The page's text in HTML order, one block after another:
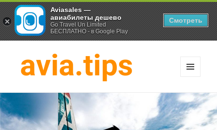
Хитрости экономных
путешественников
ВИДЖЕТЫ
Aviasales —
авиабилеты дешево
Go Travel Un Limited
БЕСПЛАТНО - в Google Play
Смотреть